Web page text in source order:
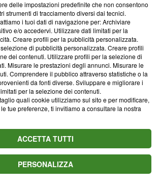
SEGUI
quod fuit, quod est, quod futurum est.
breve est, quod acturi sumus dubium, quod
si divide in tre tempi: passato, presente,
argomento da Max Rendi:
6 agosto con classifica: 1ﾟBilancia,
piano
5 agosto, classifica e previsioni: 1ﾟ
'no problem'
di fortuna dal 7 al 17 agosto: Bilancia,
delle impostazioni predefinite che non consentono
strumenti di tracciamento diversi dai tecnici.
i tuoi dati di navigazione per: Archiviare
e/o accedervi. Utilizzare dati limitati per la
Creare profili per la pubblicità personalizzata.
di pubblicità personalizzata. Creare profili
dei contenuti. Utilizzare profili per la selezione di
Misurare le prestazioni degli annunci. Misurare le
Comprendere il pubblico attraverso statistiche o la
da fonti diverse. Sviluppare e migliorare i
per la selezione dei contenuti.
quali cookie utilizziamo sul sito e per modificare,
tue preferenze, ti invitiamo a consultare la nostra
ACCETTA TUTTI
PERSONALIZZA